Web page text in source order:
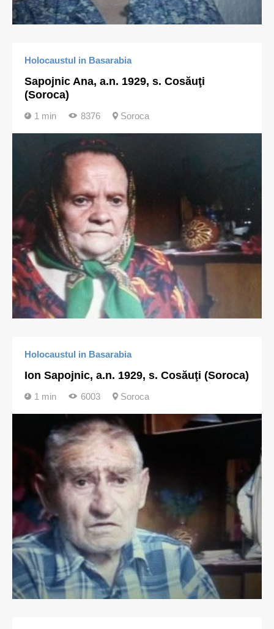
Holocaustul in Basarabia
Sapojnic Ana, a.n. 1929, s. Cosăuţi
(Soroca)
1 min 8376 Soroca
Holocaustul in Basarabia
Ion Sapojnic, a.n. 1929, s. Cosăuţi (Soroca)
1 min 6003 Soroca